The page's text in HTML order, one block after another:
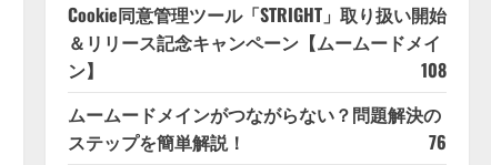
Cookie同意管理ツール「STRIGHT」取り扱い開始
＆リリース記念キャンペーン【ムームードメイ
ン】
108
ムームードメインがつながらない？問題解決の
ステップを簡単解説！
76